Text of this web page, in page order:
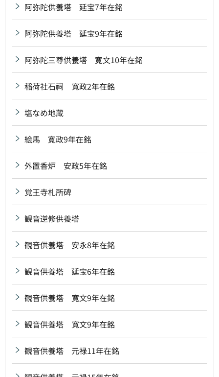
阿弥陀供養塔 延宝7年在銘
阿弥陀供養塔 延宝9年在銘
阿弥陀三尊供養塔 寛文10年在銘
稲荷社石祠 寛政2年在銘
塩なめ地蔵
絵馬 寛政9年在銘
外置香炉 安政5年在銘
覚王寺札所碑
観音逆修供養塔
観音供養塔 安永8年在銘
観音供養塔 延宝6年在銘
観音供養塔 寛文9年在銘
観音供養塔 寛文9年在銘
観音供養塔 元禄11年在銘